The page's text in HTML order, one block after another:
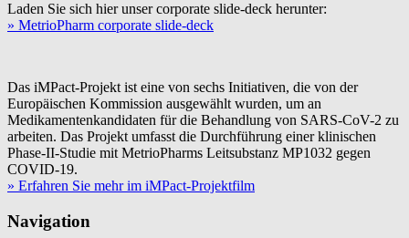
Laden Sie sich hier unser corporate slide-deck herunter:
» MetrioPharm corporate slide-deck
Das iMPact-Projekt ist eine von sechs Initiativen, die von der
Europäischen Kommission ausgewählt wurden, um an
Medikamentenkandidaten für die Behandlung von SARS-CoV-2 zu
arbeiten. Das Projekt umfasst die Durchführung einer klinischen
Phase-II-Studie mit MetrioPharms Leitsubstanz MP1032 gegen
COVID-19.
» Erfahren Sie mehr im iMPact-Projektfilm
Navigation